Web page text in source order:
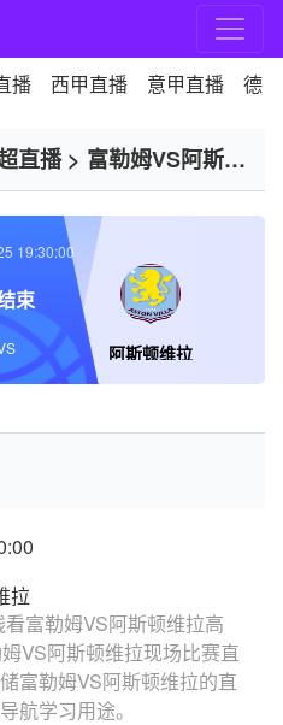
播 西甲直播 意甲直播 德
直播> 富勒姆VS阿斯顿
阿斯顿维拉
19:30:00
束
拉
富勒姆VS阿斯顿维拉高
VS阿斯顿维拉现场比赛直
富勒姆VS阿斯顿维拉的直
航学习用途。